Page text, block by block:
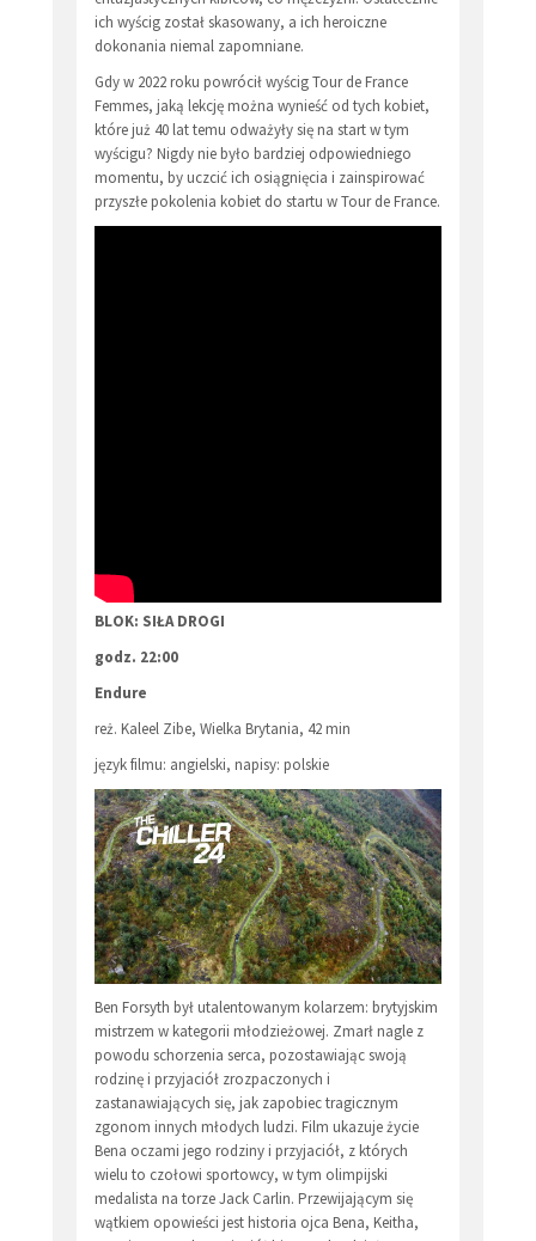
ich wyścig został skasowany, a ich heroiczne
dokonania niemal zapomniane.
Gdy w 2022 roku powrócił wyścig Tour de France
Femmes, jaką lekcję można wynieść od tych kobiet,
które już 40 lat temu odważyły się na start w tym
wyścigu? Nigdy nie było bardziej odpowiedniego
momentu, by uczcić ich osiągnięcia i zainspirować
przyszłe pokolenia kobiet do startu w Tour de France.
BLOK: SIŁA DROGI
godz. 22:00
Endure
reż. Kaleel Zibe, Wielka Brytania, 42 min
język filmu: angielski, napisy: polskie
Ben Forsyth był utalentowanym kolarzem: brytyjskim
mistrzem w kategorii młodzieżowej. Zmarł nagle z
powodu schorzenia serca, pozostawiając swoją
rodzinę i przyjaciół zrozpaczonych i
zastanawiających się, jak zapobiec tragicznym
zgonom innych młodych ludzi. Film ukazuje życie
Bena oczami jego rodziny i przyjaciół, z których
wielu to czołowi sportowcy, w tym olimpijski
medalista na torze Jack Carlin. Przewijającym się
wątkiem opowieści jest historia ojca Bena, Keitha,